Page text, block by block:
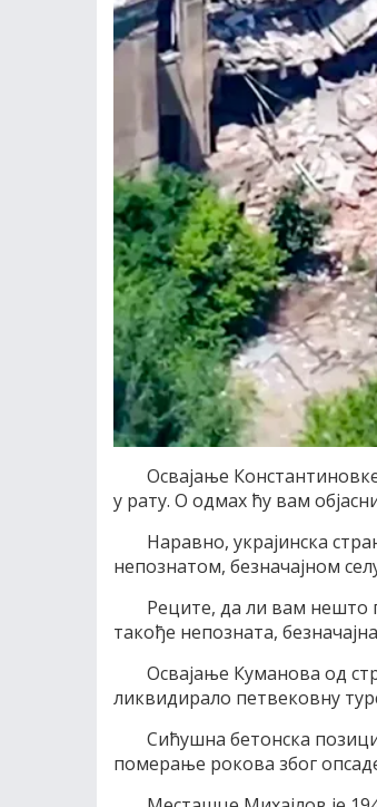
Освајање
у рату. О одмах ћу вам
Наравно, украјинска
непознатом, безначајном
Реците, да ли вам нешто
такође непозната,
Освајање Кумановa од
ликвидирало петвековну
Сићушна бетонска
померање рокова због